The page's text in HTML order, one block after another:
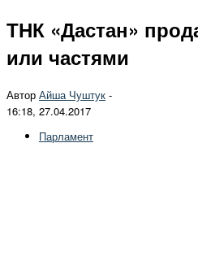
ТНК «Дастан»
или частями
Автор Айша Чуштук -
16:18, 27.04.2017
Парламент